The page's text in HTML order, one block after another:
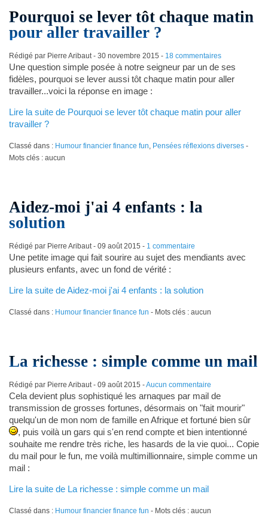
Pourquoi se lever tôt chaque matin
pour aller travailler ?
Rédigé par Pierre Aribaut - 30 novembre 2015 - 18 commentaires
Une question simple posée à notre seigneur par un de ses
fidèles, pourquoi se lever aussi tôt chaque matin pour aller
travailler...voici la réponse en image :
Lire la suite de Pourquoi se lever tôt chaque matin pour aller
travailler ?
Classé dans : Humour financier finance fun, Pensées réflexions diverses-
Mots clés : aucun
Aidez-moi j'ai 4 enfants : la
solution
Rédigé par Pierre Aribaut - 09 août 2015 - 1 commentaire
Une petite image qui fait sourire au sujet des mendiants avec
plusieurs enfants, avec un fond de vérité :
Lire la suite de Aidez-moi j'ai 4 enfants : la solution
Classé dans : Humour financier finance fun - Mots clés : aucun
La richesse : simple comme un mail
Rédigé par Pierre Aribaut - 09 août 2015 -Aucun commentaire
Cela devient plus sophistiqué les arnaques par mail de
transmission de grosses fortunes, désormais on "fait mourir"
quelqu'un de mon nom de famille en Afrique et fortuné bien sûr
, puis voilà un gars qui s'en rend compte et bien intentionné
souhaite me rendre très riche, les hasards de la vie quoi... Copie
du mail pour le fun, me voilà multimillionnaire, simple comme un
mail :
Lire la suite de La richesse : simple comme un mail
Classé dans : Humour financier finance fun - Mots clés : aucun